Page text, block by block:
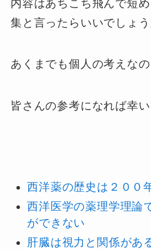
内容はあちこち飛んで短
集と言ったらいいでしょう
あくまでも個人の考えなの
皆さんの参考になれば幸い
西洋薬の歴史は２００
西洋医学の薬理学理論
ができない
肝臓は視力と関係があ